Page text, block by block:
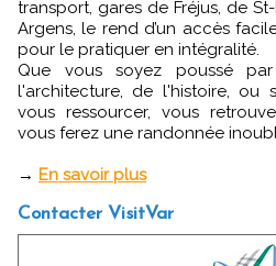
transport, gares de Fréjus, de
Argens, le rend d’un accès
pour le pratiquer en intégralité.
Que vous soyez poussé
l'architecture, de l'histoire, ou
vous ressourcer, vous
vous ferez une randonnée
→ En savoir plus
Contacter VisitVar